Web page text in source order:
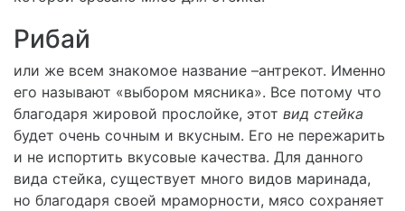
Рибай
или же всем знакомое название –антрекот. Именно
его называют «выбором мясника». Все потому что
благодаря жировой прослойке, этот вид стейка
будет очень сочным и вкусным. Его не пережарить
и не испортить вкусовые качества. Для данного
вида стейка, существует много видов маринада,
но благодаря своей мраморности, мясо сохраняет